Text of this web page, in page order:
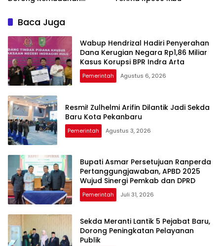
Baca Juga
Wabup Hendrizal Hadiri Penyerahan
Dana Kerugian Negara Rp1,86 Miliar
Kasus Korupsi BPR Indra Arta
Pemerintah Agustus 6, 2026
Resmi! Zulhelmi Arifin Dilantik Jadi Sekda
Baru Kota Pekanbaru
Pemerintah Agustus 3, 2026
Bupati Asmar Persetujuan Ranperda
Pertanggungjawaban, APBD 2025
Wujud Sinergi Pemkab dan DPRD
Pemerintah Juli 31, 2026
Sekda Meranti Lantik 5 Pejabat Baru,
Dorong Peningkatan Pelayanan
Publik